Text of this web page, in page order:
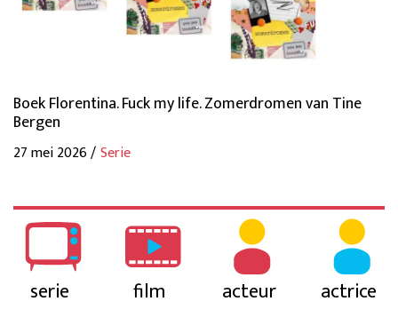
Boek Florentina. Fuck my life. Zomerdromen van Tine
Bergen
27 mei 2026 /Serie
serie film acteur actrice